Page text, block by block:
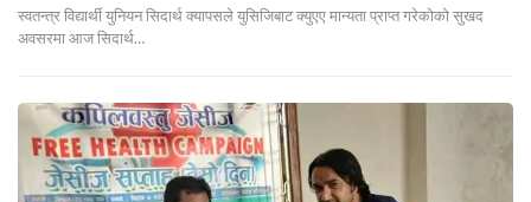
स्वतन्त्र विद्यार्थी युनियन सिदार्थ क्यापसले युसिजिबाट क्युएए मान्यता प्राप्त गरेकोको सुखद
अवसरमा आज सिदार्थ…